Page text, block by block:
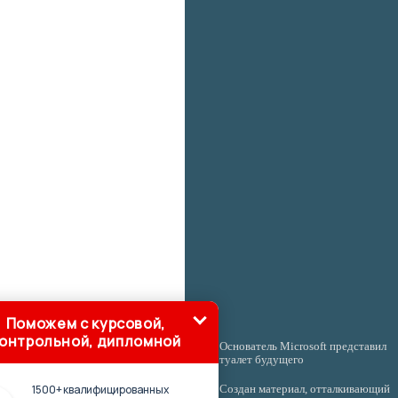
Основатель Microsoft представил
туалет будущего
Создан материал, отталкивающий
Поможем с курсовой,
дипломной
1500+ квалифицированных